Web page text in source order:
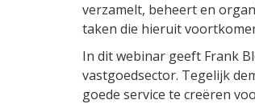
verzamelt, beheert en
taken die hieruit
In dit webinar geeft Frank
vastgoedsector. Tegelijk
goede service te creëren